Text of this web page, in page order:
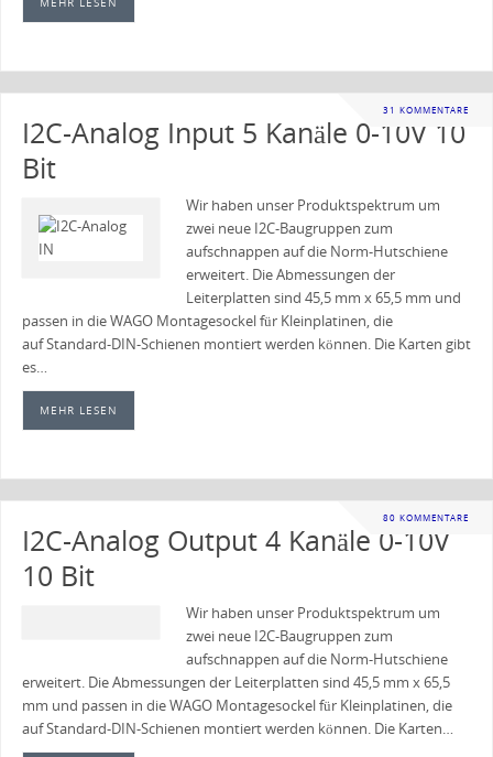
31 KOMMENTARE
I2C-Analog Input 5 Kanäle 0-10V 10
Bit
Wir haben unser Produktspektrum um
zwei neue I2C-Baugruppen zum
aufschnappen auf die Norm-Hutschiene
erweitert. Die Abmessungen der
Leiterplatten sind 45,5 mm x 65,5 mm und
passen in die WAGO Montagesockel für Kleinplatinen, die
auf Standard-DIN-Schienen montiert werden können. Die Karten gibt
es…
MEHR LESEN
80 KOMMENTARE
I2C-Analog Output 4 Kanäle 0-10V
10 Bit
Wir haben unser Produktspektrum um
zwei neue I2C-Baugruppen zum
aufschnappen auf die Norm-Hutschiene
erweitert. Die Abmessungen der Leiterplatten sind 45,5 mm x 65,5
mm und passen in die WAGO Montagesockel für Kleinplatinen, die
auf Standard-DIN-Schienen montiert werden können. Die Karten…